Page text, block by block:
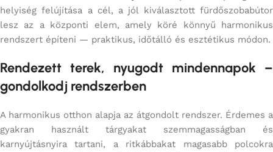
helyiség felújítása a cél, a jól kiválasztott fürdőszobabútor
lesz az a központi elem, amely köré könnyű harmonikus
rendszert építeni — praktikus, időtálló és esztétikus módon.
Rendezett terek, nyugodt mindennapok –
gondolkodj rendszerben
A harmonikus otthon alapja az átgondolt rendszer. Érdemes a
gyakran használt tárgyakat szemmagasságban és
karnyújtásnyira tartani, a ritkábbakat magasabb polcokra